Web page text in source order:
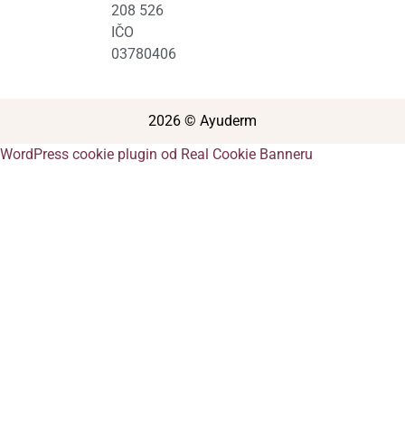
208 526
IČO
03780406
2026 © Ayuderm
WordPress cookie plugin od Real Cookie Banneru